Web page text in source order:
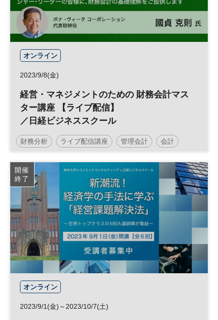
オンライン
2023/9/8(金)
経営・マネジメントのための 財務会計マス
ター講座 【ライブ配信】
／日経ビジネススクール
財務分析 ライブ配信講座 管理会計 会計
日経ビジネススクール
開催
終了
オンライン
2023/9/1(金)～2023/10/7(土)